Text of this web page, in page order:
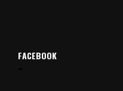
FACEBOOK